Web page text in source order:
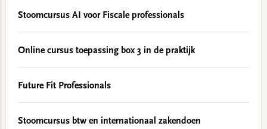
Stoomcursus AI voor Fiscale professionals
Online cursus toepassing box 3 in de praktijk
Future Fit Professionals
Stoomcursus btw en internationaal zakendoen